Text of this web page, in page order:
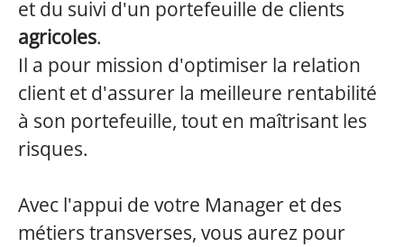
et du suivi d'un portefeuille de clients
agricoles.
Il a pour mission d'optimiser la relation
client et d'assurer la meilleure rentabilité
à son portefeuille, tout en maîtrisant les
risques.
Avec l'appui de votre Manager et des
métiers transverses, vous aurez pour